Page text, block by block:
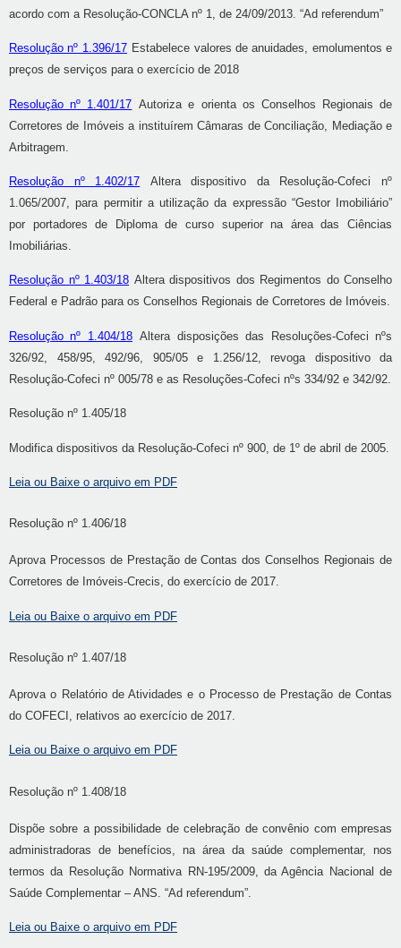
acordo com a Resolução-CONCLA nº 1, de 24/09/2013. “Ad referendum”
Resolução nº 1.396/17 Estabelece valores de anuidades, emolumentos e
preços de serviços para o exercício de 2018
Resolução nº 1.401/17 Autoriza e orienta os Conselhos Regionais de
Corretores de Imóveis a instituírem Câmaras de Conciliação, Mediação e
Arbitragem.
Resolução nº 1.402/17
Altera dispositivo da Resolução-Cofeci nº
1.065/2007, para permitir a utilização da expressão “Gestor Imobiliário”
por portadores de Diploma de curso superior na área das Ciências
Imobiliárias.
Resolução nº 1.403/18 Altera dispositivos dos Regimentos do Conselho
Federal e Padrão para os Conselhos Regionais de Corretores de Imóveis.
Resolução nº 1.404/18 Altera disposições das Resoluções-Cofeci nºs
326/92, 458/95, 492/96, 905/05 e 1.256/12, revoga dispositivo da
Resolução-Cofeci nº 005/78 e as Resoluções-Cofeci nºs 334/92 e 342/92.
Resolução nº 1.405/18
Modifica dispositivos da Resolução-Cofeci nº 900, de 1º de abril de 2005.
Leia ou Baixe o arquivo em PDF
Resolução nº 1.406/18
Aprova Processos de Prestação de Contas dos Conselhos Regionais de
Corretores de Imóveis-Crecis, do exercício de 2017.
Leia ou Baixe o arquivo em PDF
Resolução nº 1.407/18
Aprova o Relatório de Atividades e o Processo de Prestação de Contas
do COFECI, relativos ao exercício de 2017.
Leia ou Baixe o arquivo em PDF
Resolução nº 1.408/18
Dispõe sobre a possibilidade de celebração de convênio com empresas
administradoras de benefícios, na área da saúde complementar, nos
termos da Resolução Normativa RN-195/2009, da Agência Nacional de
Saúde Complementar – ANS. “Ad referendum”.
Leia ou Baixe o arquivo em PDF